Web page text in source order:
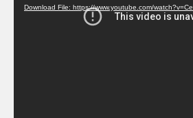
Download File: https://www.youtube.com/